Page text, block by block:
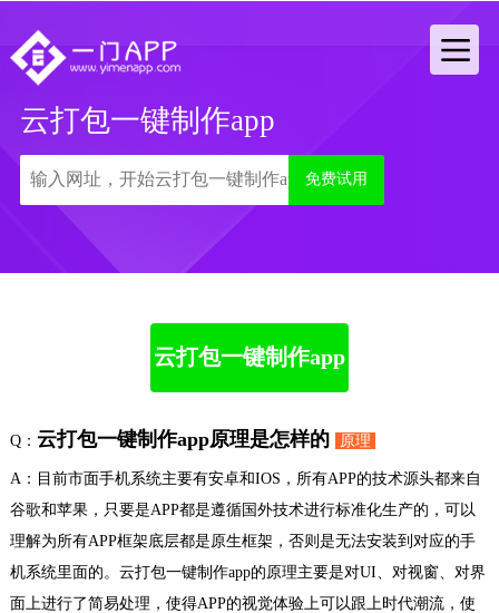
云打包一键制作app
免费试用
云打包一键制作app
Q： 云打包一键制作app原理是怎样的 原理
A：目前市面手机系统主要有安卓和IOS，所有APP的技术源头都来自
谷歌和苹果，只要是APP都是遵循国外技术进行标准化生产的，可以
理解为所有APP框架底层都是原生框架，否则是无法安装到对应的手
机系统里面的。云打包一键制作app的原理主要是对UI、对视窗、对界
面上进行了简易处理，使得APP的视觉体验上可以跟上时代潮流，使